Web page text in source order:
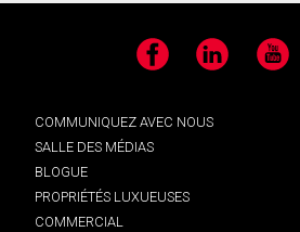
Facebook LinkedIn YouTube
COMMUNIQUEZ AVEC NOUS
SALLE DES MÉDIAS
BLOGUE
PROPRIÉTÉS LUXUEUSES
COMMERCIAL